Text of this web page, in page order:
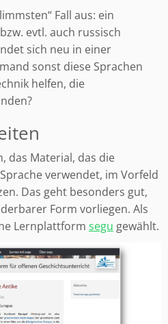
Fall aus: ein
evtl. auch russisch
sich neu in einer
sonst diese Sprachen
helfen, die
das Material, das die
verwendet, im Vorfeld
Das geht besonders gut,
Form vorliegen. Als
Lernplattform segu gewählt.